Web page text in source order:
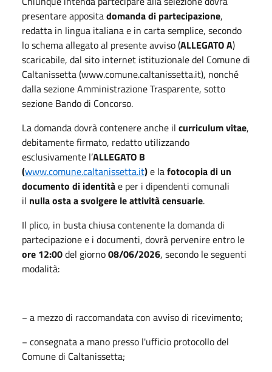
presentare appositadomanda di partecipazione,
redatta in lingua italiana e in carta semplice, secondo
lo schema allegato al presente avviso (ALLEGATO A)
scaricabile, dal sito internet istituzionale del Comune di
Caltanissetta (www.comune.caltanissetta.it), nonché
dalla sezione Amministrazione Trasparente, sotto
sezione Bando di Concorso.
La domanda dovrà contenere anche il curriculum vitae,
debitamente firmato, redatto utilizzando
esclusivamente l’ALLEGATO B
(www.comune.caltanissetta.it)e lafotocopia di un
documento di identitàe per i dipendenti comunali
il nulla osta a svolgere le attività censuarie.
Il plico, in busta chiusa contenente la domanda di
partecipazione e i documenti, dovrà pervenire entro le
ore 12:00del giorno08/06/2026, secondo le seguenti
modalità:
− a mezzo di raccomandata con avviso di ricevimento;
− consegnata a mano presso l'ufficio protocollo del
Comune di Caltanissetta;